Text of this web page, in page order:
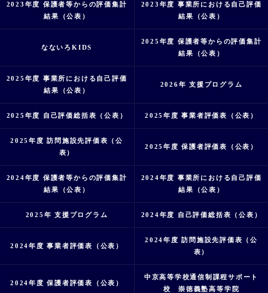
2023年度 保護者等からの評価集計
結果（公表）
2023年度 事業所における自己評価
結果（公表）
なないろKIDS
2025年度 保護者等からの評価集計
結果（公表）
2025年度 事業所における自己評価
結果（公表）
2026年 支援プログラム
2025年度 自己評価総括表（公表） 2025年度 事業者評価表（公表）
2025年度 訪問施設先評価表（公
表）
2025年度 保護者評価表（公表）
2024年度 保護者等からの評価集計
結果（公表）
2024年度 事業所における自己評価
結果（公表）
2025年 支援プログラム 2024年度 自己評価総括表（公表）
2024年度 事業者評価表（公表）
2024年度 訪問施設先評価表（公
表）
2024年度 保護者評価表（公表）
中京高等学校通信制課程サポート
校 崇徳義塾高等学院